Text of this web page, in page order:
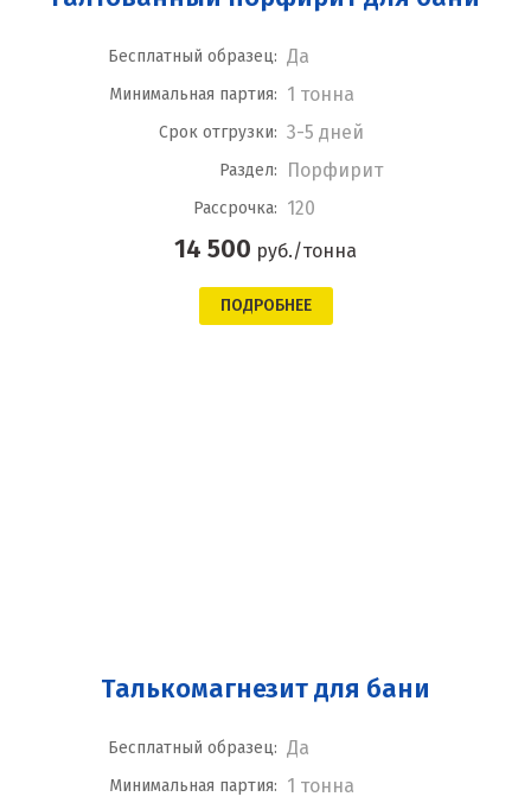
Бесплатный образец: Да
Минимальная партия: 1 тонна
Срок отгрузки: 3-5 дней
Раздел: Порфирит
Рассрочка: 120
14 500 руб./тонна
ПОДРОБНЕЕ
Талькомагнезит для бани
Бесплатный образец: Да
Минимальная партия: 1 тонна